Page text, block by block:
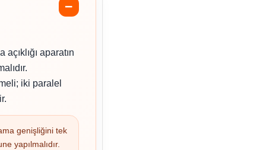
aparatın
iki paralel
genişliğini tek
yapılmalıdır.